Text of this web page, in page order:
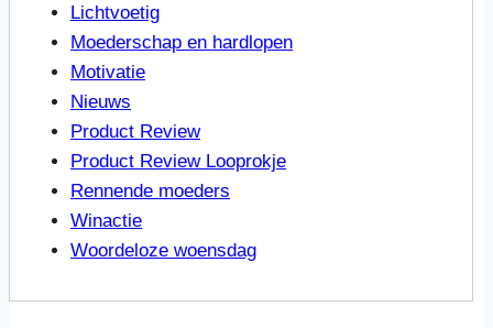
Lichtvoetig
Moederschap en hardlopen
Motivatie
Nieuws
Product Review
Product Review Looprokje
Rennende moeders
Winactie
Woordeloze woensdag